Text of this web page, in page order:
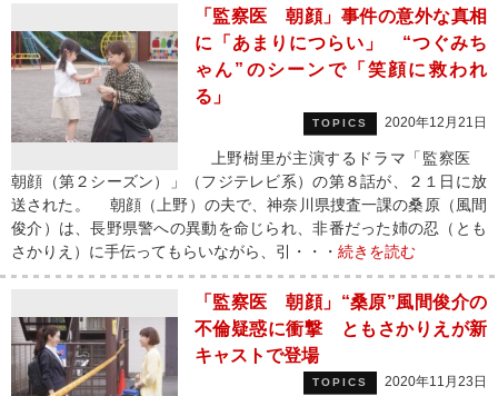
「監察医 朝顔」事件の意外な真相
に「あまりにつらい」 “つぐみち
ゃん”のシーンで「笑顔に救われ
る」
TOPICS 2020年12月21日
上野樹里が主演するドラマ「監察医
朝顔（第２シーズン）」（フジテレビ系）の第８話が、２１日に放
送された。 朝顔（上野）の夫で、神奈川県捜査一課の桑原（風間
俊介）は、長野県警への異動を命じられ、非番だった姉の忍（とも
さかりえ）に手伝ってもらいながら、引・・・ 続きを読む
「監察医 朝顔」“桑原”風間俊介の
不倫疑惑に衝撃 ともさかりえが新
キャストで登場
TOPICS 2020年11月23日